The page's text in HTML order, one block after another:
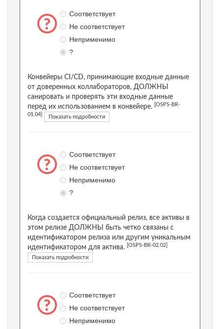
Соответствует
Не соответствует
Неприменимо
?
Конвейеры CI/CD, принимающие входные данные
от доверенных коллабораторов, ДОЛЖНЫ
санировать и проверять эти входные данные
перед их использованием в конвейере.
[OSPS-BR-
01.04] Показать подробности
Соответствует
Не соответствует
Неприменимо
?
Когда создается официальный релиз, все активы в
этом релизе ДОЛЖНЫ быть четко связаны с
идентификатором релиза или другим уникальным
идентификатором для актива.
[OSPS-BR-02.02]
Показать подробности
Соответствует
Не соответствует
Неприменимо